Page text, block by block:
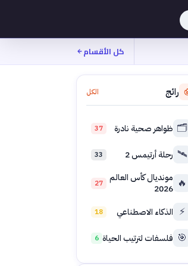
كل الأقسام
رائج الكل
🗂️ ظواهر صحية نادرة 37
🛰️ رحلة أرتيمس 2 33
🔥 مونديال كأس العالم
2026
27
⚡ الذكاء الاصطناعي 18
🎯 فلسفات لترتيب الحياة 6